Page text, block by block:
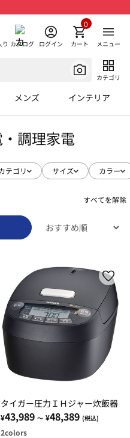
り カタログ ログイン カート
0
メニュー
カテゴリ
メンズ インテリア
調理家電
テゴリ サイズ カラー
すべてを解除
タイガー圧力ＩＨジャー炊飯器
¥43,989 ～ ¥48,389 (税込)
2colors